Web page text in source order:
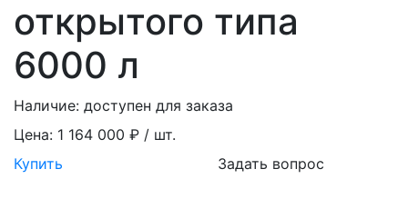
открытого типа
6000 л
Наличие: доступен для заказа
Цена: 1 164 000 ₽ / шт.
Купить
Задать вопрос